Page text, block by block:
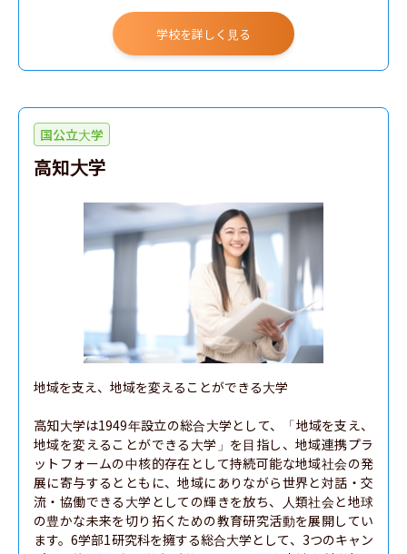
学校を詳しく見る
国公立大学
高知大学
地域を支え、地域を変えることができる大学
高知大学は1949年設立の総合大学として、「地域を支え、
地域を変えることができる大学」を目指し、地域連携プラ
ットフォームの中核的存在として持続可能な地域社会の発
展に寄与するとともに、地域にありながら世界と対話・交
流・協働できる大学としての輝きを放ち、人類社会と地球
の豊かな未来を切り拓くための教育研究活動を展開してい
ます。6学部1研究科を擁する総合大学として、3つのキャン